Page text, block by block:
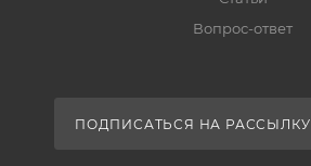
Вопрос-ответ
ПОДПИСАТЬСЯ НА РАССЫЛКУ